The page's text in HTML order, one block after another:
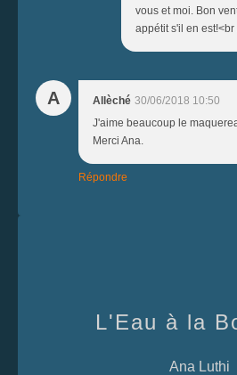
vous et moi. Bon
appétit s'il en est!<br
A Allèché 30/06/2018 10:50
J'aime beaucoup le
Merci Ana.
Répondre
L'Eau à la
Ana Luthi